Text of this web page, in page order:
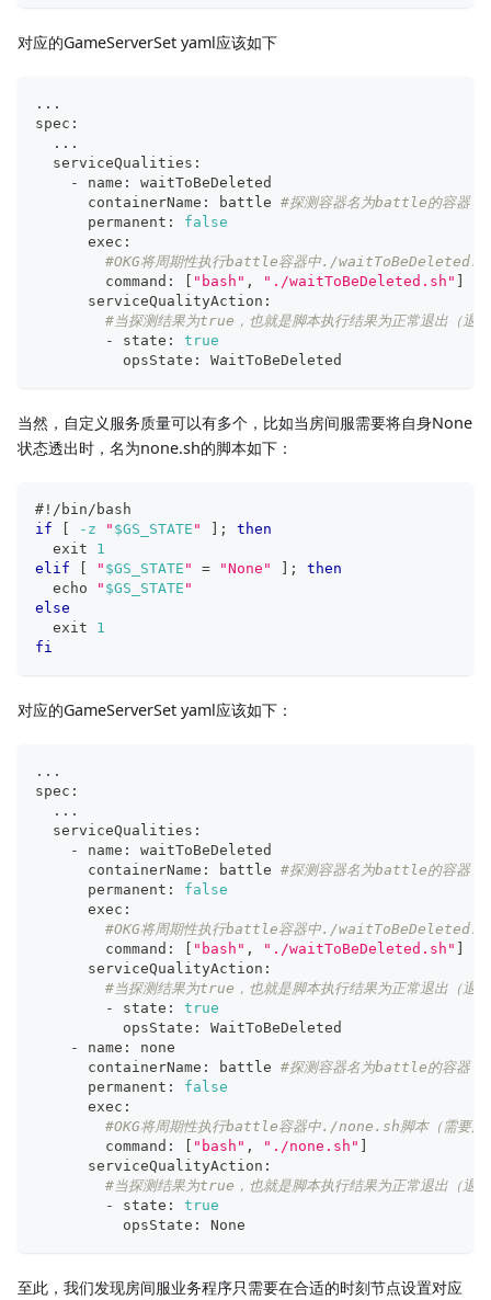
对应的GameServerSet yaml应该如下
.. .
spec:
.. .
  serviceQualities:
    - name: waitToBeDeleted
      containerName: battle
#探测容器名为battle的容器
      permanent:
false
      exec:
#OKG将周期性执行battle容器中./waitToBeDeleted.sh
        command:
"bash" , "./waitToBeDeleted.sh"
      serviceQualityAction:
#当探测结果为true，也就是脚本执行结果为正常退出（
        - state:
true
          opsState: WaitToBeDeleted
当然，自定义服务质量可以有多个，比如当房间服需要将自身None
状态透出时，名为none.sh的脚本如下：
#!/bin/bash
if
-z " $GS_STATE " ;
then
exit
1
elif
" $GS_STATE " = "None" ;
then
echo
" $GS_STATE "
else
exit
1
fi
对应的GameServerSet yaml应该如下：
.. .
spec:
.. .
  serviceQualities:
    - name: waitToBeDeleted
      containerName: battle
#探测容器名为battle的容器
      permanent:
false
      exec:
#OKG将周期性执行battle容器中./waitToBeDeleted.sh
        command:
"bash" , "./waitToBeDeleted.sh"
      serviceQualityAction:
#当探测结果为true，也就是脚本执行结果为正常退出（
        - state:
true
          opsState: WaitToBeDeleted
    - name: none
      containerName: battle
#探测容器名为battle的容器
      permanent:
false
      exec:
#OKG将周期性执行battle容器中./none.sh脚本（需要注
        command:
"bash" , "./none.sh"
      serviceQualityAction:
#当探测结果为true，也就是脚本执行结果为正常退出（
        - state:
true
          opsState: None
至此，我们发现房间服业务程序只需要在合适的时刻节点设置对应